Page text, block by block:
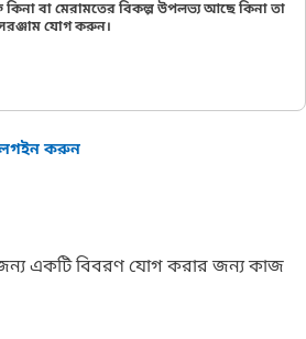
কিনা বা মেরামতের বিকল্প উপলভ্য আছে কিনা তা
যোগ করুন।
লগইন করুন
একটি বিবরণ যোগ করার জন্য কাজ